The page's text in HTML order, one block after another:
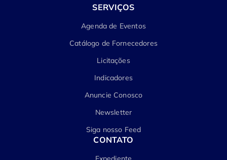
SERVIÇOS
Agenda de Eventos
Catálogo de Fornecedores
Licitações
Indicadores
Anuncie Conosco
Newsletter
Siga nosso Feed
CONTATO